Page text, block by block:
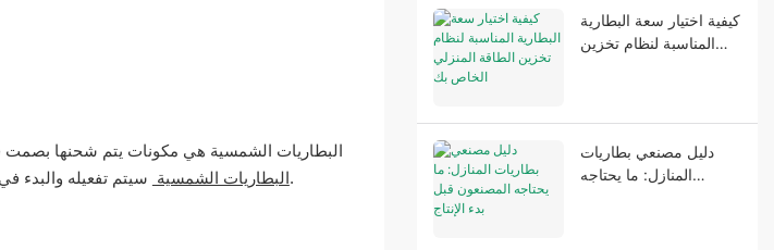
البطاريات الشمسية هي مكونات يتم شحنها
البطاريات الشمسيةسيتم تفعيله والبدء في توفير الطاقة في المنطقة التي تحددها للتأكد من أن عملك أو حياتك يمكن أن تعمل بشكل طبيعي.
كيفية اختيار سعة البطارية
المناسبة لنظام تخزين
دليل مصنعي بطاريات
المنازل: ما يحتاجه